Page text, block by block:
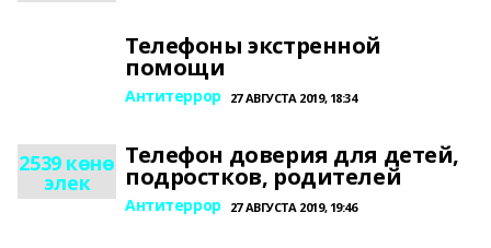
Телефоны экстренной
помощи
Антитеррор 27 АВГУСТА 2019, 18:34
2539 көнө
элек
Телефон доверия для детей,
подростков, родителей
Антитеррор 27 АВГУСТА 2019, 19:46